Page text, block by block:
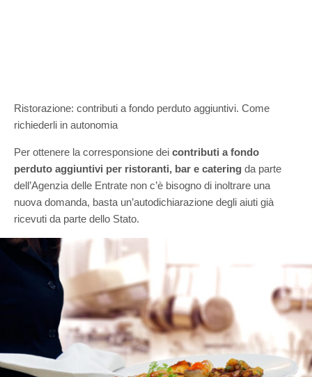
Ristorazione: contributi a fondo perduto aggiuntivi. Come
richiederli in autonomia
Per ottenere la corresponsione dei contributi a fondo
perduto aggiuntivi per ristoranti, bar e catering da parte
dell’Agenzia delle Entrate non c’è bisogno di inoltrare una
nuova domanda, basta un’autodichiarazione degli aiuti già
ricevuti da parte dello Stato.